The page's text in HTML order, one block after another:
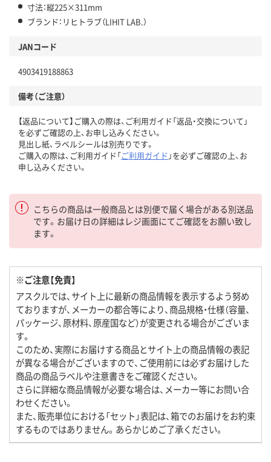
寸法：縦225×311mm
ブランド：リヒトラブ（LIHIT LAB.）
JANコード
4903419188863
備考（ご注意）
【返品について】ご購入の際は、ご利用ガイド「返品・交換について」
を必ずご確認の上、お申し込みください。
見出し紙、ラベルシールは別売りです。
ご購入の際は、ご利用ガイド「ご利用ガイド 」を必ずご確認の上、お
申し込みください。
こちらの商品は一般商品とは別便で届く場合がある別送品
です。お届け日の詳細はレジ画面にてご確認をお願い致し
ます。
※ご注意【免責】
アスクルでは、サイト上に最新の商品情報を表示するよう努め
ておりますが、メーカーの都合等により、商品規格・仕様（容量、
パッケージ、原材料、原産国など）が変更される場合がございま
す。
このため、実際にお届けする商品とサイト上の商品情報の表記
が異なる場合がございますので、ご使用前には必ずお届けした
商品の商品ラベルや注意書きをご確認ください。
さらに詳細な商品情報が必要な場合は、メーカー等にお問い合
わせください。
また、販売単位における「セット」表記は、箱でのお届けをお約束
するものではありません。あらかじめご了承ください。